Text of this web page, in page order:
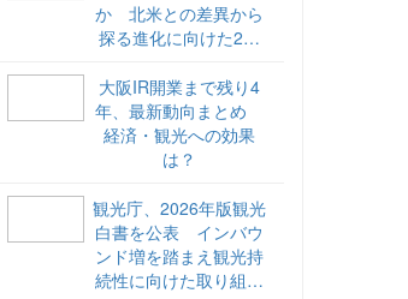
か 北米との差異から
探る進化に向けた2ス
海外DMOのリアル
vol.6】
大阪IR開業まで残り4
年、最新動向まとめ
経済・観光への効果
は？
観光庁、2026年版観光
白書を公表 インバウ
ンド増を踏まえ観光持
続性に向けた取り組み